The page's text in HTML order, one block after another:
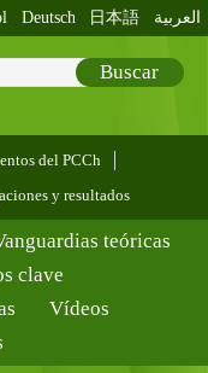
Deutsch 日本語 العربية
Buscar
del PCCh
y resultados
teóricas
clave
Vídeos